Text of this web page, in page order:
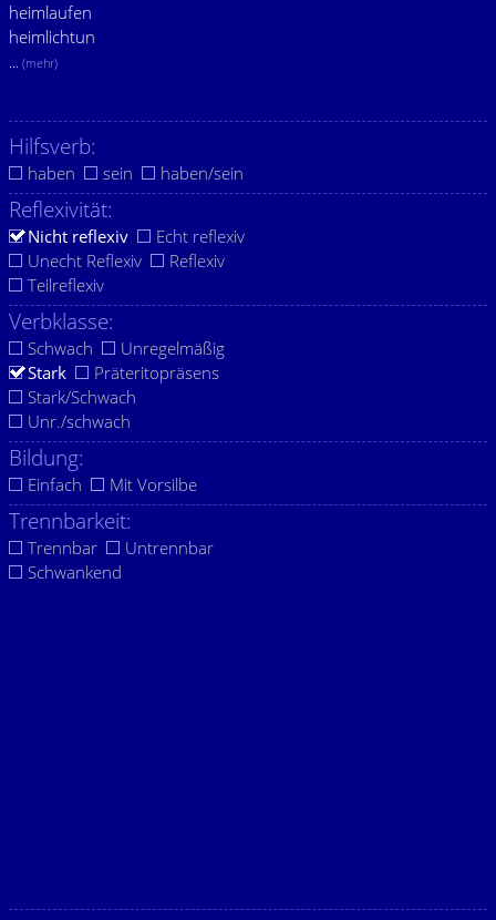
heimlaufen
heimlichtun
... (mehr)
Hilfsverb:
haben sein haben/sein
Reflexivität:
Nicht reflexiv
Echt reflexiv
Unecht Reflexiv
Reflexiv
Teilreflexiv
Verbklasse:
Schwach
Unregelmäßig
Stark
Präteritopräsens
Stark/Schwach
Unr./schwach
Bildung:
Einfach Mit Vorsilbe
Trennbarkeit:
Trennbar
Untrennbar
Schwankend